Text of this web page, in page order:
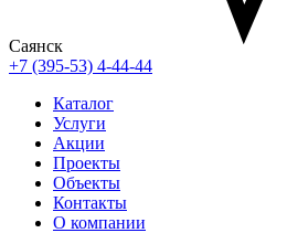
Саянск
+7 (395-53) 4-44-44
Каталог
Услуги
Акции
Проекты
Объекты
Контакты
О компании